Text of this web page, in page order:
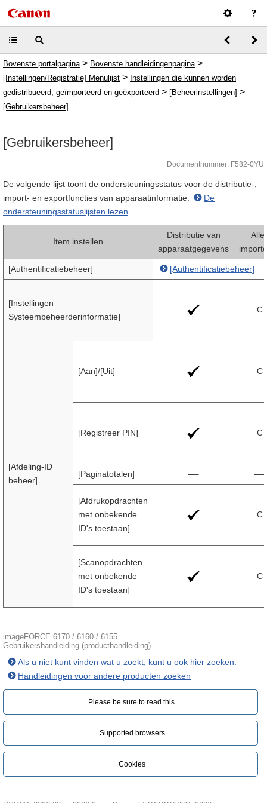
Bovenste portalpagina > Bovenste handleidingenpagina >
[Instellingen/Registratie] Menulijst > Instellingen die kunnen worden
gedistribueerd, geïmporteerd en geëxporteerd > [Beheerinstellingen] >
[Gebruikersbeheer]
[Gebruikersbeheer]
Documentnummer: F582-0YU
De volgende lijst toont de ondersteuningsstatus voor de distributie-,
import- en exportfuncties van apparaatinformatie.
De
ondersteuningsstatuslijsten lezen
Item instellen
Distributie van
apparaatgegevens
[Authentificatiebeheer] [Authentificatiebeheer]
[Instellingen
Systeembeheerderinformatie]
C
[Afdeling-ID
beheer]
[Aan]/[Uit] C
[Registreer PIN] C
[Paginatotalen]
[Afdrukopdrachten
met onbekende
ID's toestaan]
C
[Scanopdrachten
met onbekende
ID's toestaan]
C
imageFORCE 6170 / 6160 / 6155
Gebruikershandleiding (producthandleiding)
Als u niet kunt vinden wat u zoekt, kunt u ook hier zoeken.
Handleidingen voor andere producten zoeken
Please be sure to read this.‎
Supported browsers
Cookies